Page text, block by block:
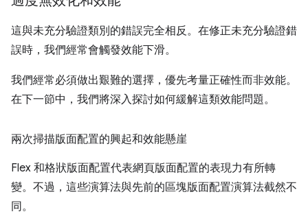
這與未充分驗證類別的錯誤完全相反。在修正未充分驗證錯
誤時，我們經常會觸發效能下滑。
我們經常必須做出艱難的選擇，優先考量正確性而非效能。
在下一節中，我們將深入探討如何緩解這類效能問題。
兩次掃描版面配置的興起和效能懸崖
Flex 和格狀版面配置代表網頁版面配置的表現力有所轉
變。不過，這些演算法與先前的區塊版面配置演算法截然不
同。